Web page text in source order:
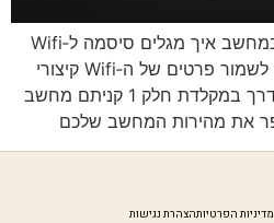
תוכן עניינים: העתק הדבק במחשב איך מגלים סיסמה ל‑Wifi
שכבר התחברנו דרך פשוטה לשמור פרטים של ה‑Wifi קיצורי
דרך מקלדת לתוכנות קיצורי דרך במקלדת חלק 1 קניתם מחשב
מדיניות הפרטיותהצהרת נגישות